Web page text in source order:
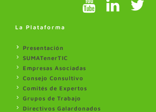
La Plataforma
Presentación
SUMATenerTIC
Empresas Asociadas
Consejo Consultivo
Comités de Expertos
Grupos de Trabajo
Directivos Galardonados